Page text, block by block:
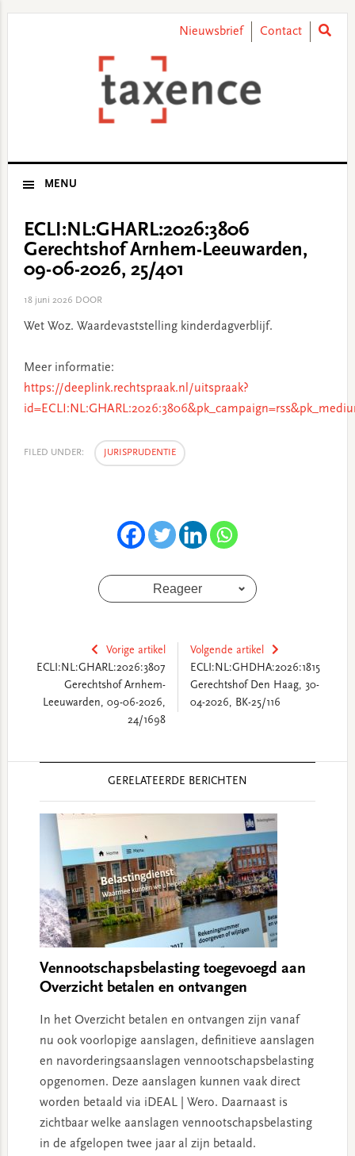
Nieuwsbrief Contact
MENU
ECLI:NL:GHARL:2026:3806
Gerechtshof Arnhem-Leeuwarden,
09-06-2026, 25/401
18 juni 2026 DOOR
Wet Woz. Waardevaststelling kinderdagverblijf.
Meer informatie:
https://deeplink.rechtspraak.nl/uitspraak?
FILED UNDER: JURISPRUDENTIE
Reageer
Vorige artikel
ECLI:NL:GHARL:2026:3807
Gerechtshof Arnhem-
Leeuwarden, 09-06-2026,
24/1698
Volgende artikel
ECLI:NL:GHDHA:2026:1815
Gerechtshof Den Haag, 30-
04-2026, BK-25/116
GERELATEERDE BERICHTEN
Vennootschapsbelasting toegevoegd aan
Overzicht betalen en ontvangen
In het Overzicht betalen en ontvangen zijn vanaf
nu ook voorlopige aanslagen, definitieve aanslagen
en navorderingsaanslagen vennootschapsbelasting
opgenomen. Deze aanslagen kunnen vaak direct
worden betaald via iDEAL | Wero. Daarnaast is
zichtbaar welke aanslagen vennootschapsbelasting
in de afgelopen twee jaar al zijn betaald.